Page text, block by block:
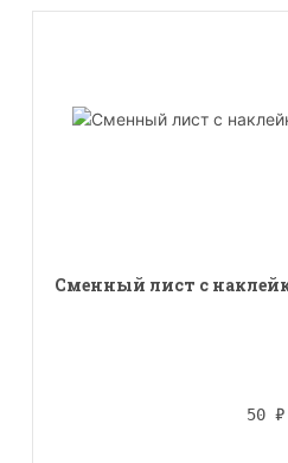
Сменный лист с
50 ₽